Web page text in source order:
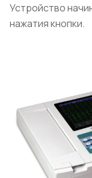
Устройство
нажатия кнопки.